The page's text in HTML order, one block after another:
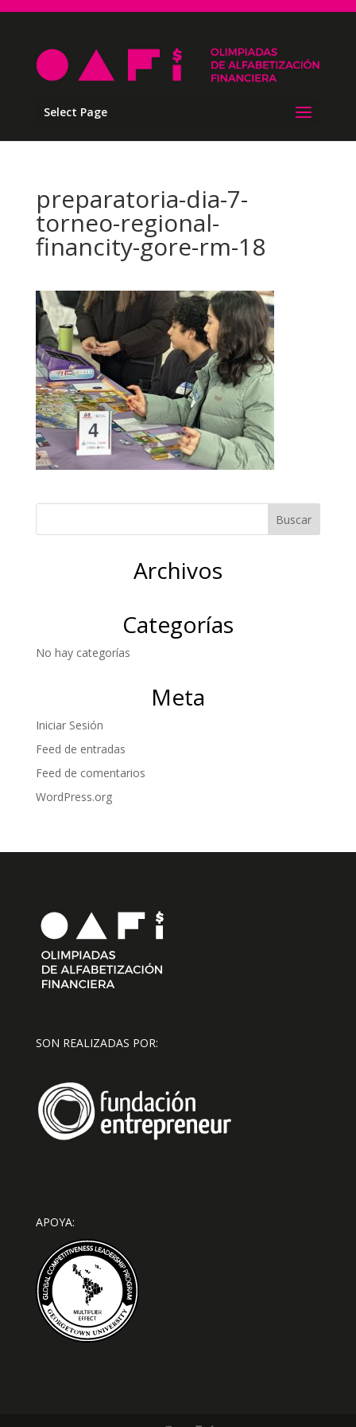
Select Page
preparatoria-dia-7-
torneo-regional-
financity-gore-rm-18
Archivos
Categorías
No hay categorías
Meta
Iniciar Sesión
Feed de entradas
Feed de comentarios
WordPress.org
SON REALIZADAS POR:
APOYA: